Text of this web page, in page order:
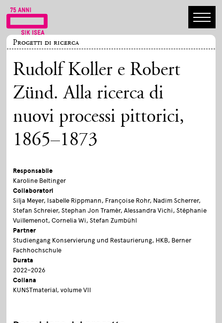
Progetti di ricerca
Rudolf Koller e Robert
Zünd. Alla ricerca di
nuovi processi pittorici,
1865–1873
Responsabile
Karoline Beltinger
Collaboratori
Silja Meyer, Isabelle Rippmann, Françoise Rohr, Nadim Scherrer,
Stefan Schreier, Stephan Jon Tramèr, Alessandra Vichi, Stéphanie
Vuillemenot, Cornelia Wi, Stefan Zumbühl
Partner
Studiengang Konservierung und Restaurierung, HKB, Berner
Fachhochschule
Durata
2022–2026
Collana
KUNSTmaterial, volume VII